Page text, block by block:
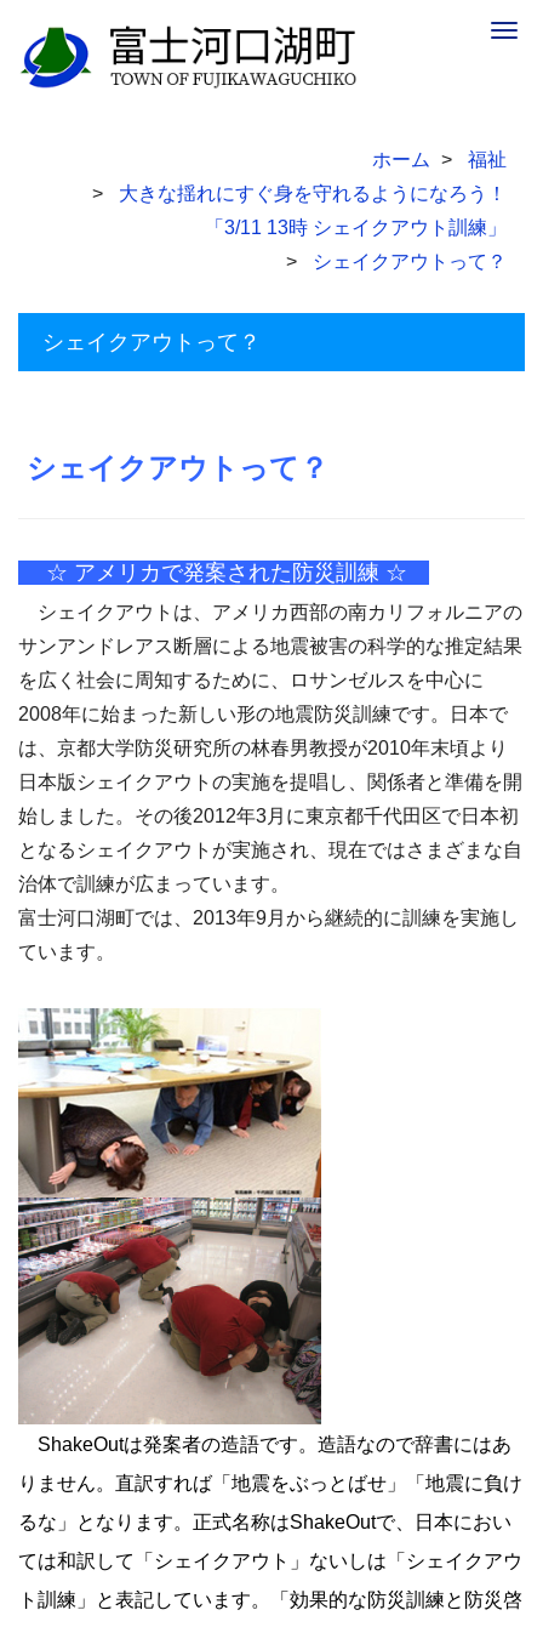
ホーム
福祉
大きな揺れにすぐ身を守れるようになろう！
「3/11 13時 シェイクアウト訓練」
シェイクアウトって？
シェイクアウトって？
シェイクアウトって？
☆ アメリカで発案された防災訓練 ☆
シェイクアウトは、アメリカ西部の南カリフォルニアの
サンアンドレアス断層による地震被害の科学的な推定結果
を広く社会に周知するために、ロサンゼルスを中心に
2008年に始まった新しい形の地震防災訓練です。日本で
は、京都大学防災研究所の林春男教授が2010年末頃より
日本版シェイクアウトの実施を提唱し、関係者と準備を開
始しました。その後2012年3月に東京都千代田区で日本初
となるシェイクアウトが実施され、現在ではさまざまな自
治体で訓練が広まっています。
富士河口湖町では、2013年9月から継続的に訓練を実施し
ています。
ShakeOutは発案者の造語です。造語なので辞書にはあ
りません。直訳すれば「地震をぶっとばせ」「地震に負け
るな」となります。正式名称はShakeOutで、日本におい
ては和訳して「シェイクアウト」ないしは「シェイクアウ
ト訓練」と表記しています。「 効果的な防災訓練と防災啓